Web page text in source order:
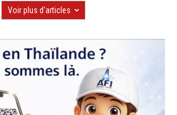
Voir plus d'articles